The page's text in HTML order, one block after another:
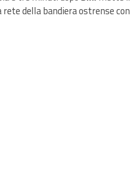
della bandiera ostrense con